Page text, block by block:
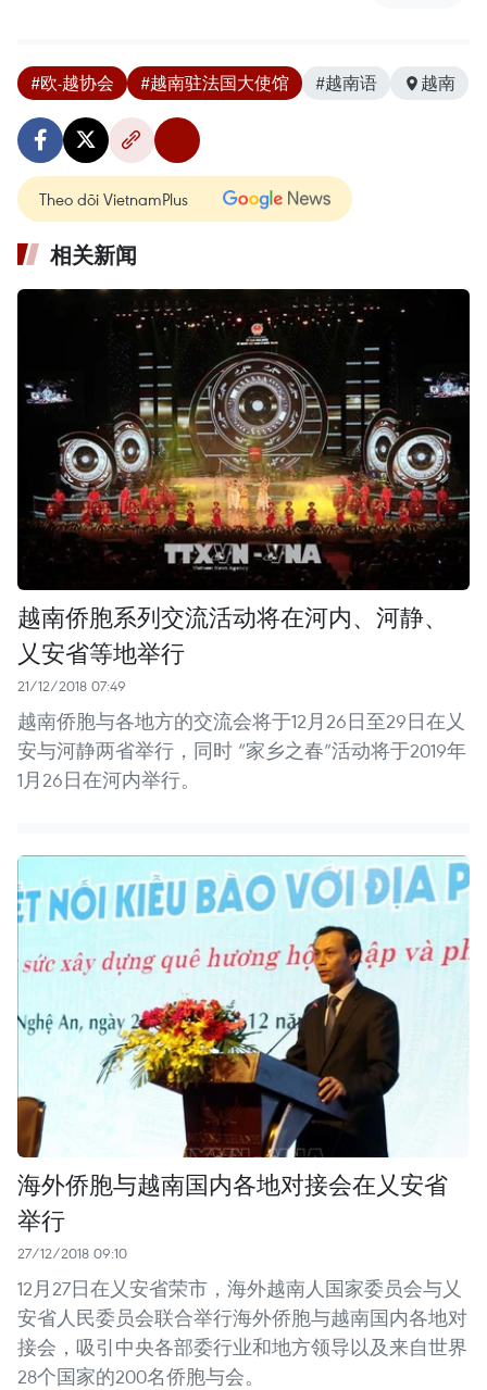
#欧-越协会 #越南驻法国大使馆 #越南语 越南
Theo dõi VietnamPlus
相关新闻
越南侨胞系列交流活动将在河内、河静、
乂安省等地举行
21/12/2018 07:49
越南侨胞与各地方的交流会将于12月26日至29日在乂
安与河静两省举行，同时 “家乡之春”活动将于2019年
1月26日在河内举行。
海外侨胞与越南国内各地对接会在乂安省
举行
27/12/2018 09:10
12月27日在乂安省荣市，海外越南人国家委员会与乂
安省人民委员会联合举行海外侨胞与越南国内各地对
接会，吸引中央各部委行业和地方领导以及来自世界
28个国家的200名侨胞与会。